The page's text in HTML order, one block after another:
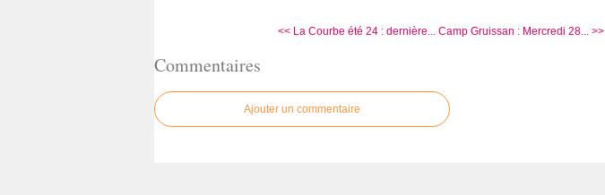
<< La Courbe été 24 : dernière... Camp Gruissan : Mercredi 28... >>
Commentaires
Ajouter un commentaire